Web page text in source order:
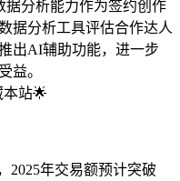
分析能力作为签约创作
据分析工具评估合作达人
出AI辅助功能，进一步
益。
本站🌟
2025年交易额预计突破